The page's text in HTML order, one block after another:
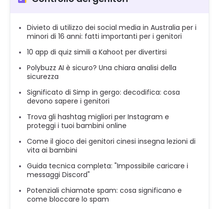
Divieto di utilizzo dei social media in Australia per i
minori di 16 anni: fatti importanti per i genitori
10 app di quiz simili a Kahoot per divertirsi
Polybuzz AI è sicuro? Una chiara analisi della
sicurezza
Significato di Simp in gergo: decodifica: cosa
devono sapere i genitori
Trova gli hashtag migliori per Instagram e
proteggi i tuoi bambini online
Come il gioco dei genitori cinesi insegna lezioni di
vita ai bambini
Guida tecnica completa: "Impossibile caricare i
messaggi Discord"
Potenziali chiamate spam: cosa significano e
come bloccare lo spam